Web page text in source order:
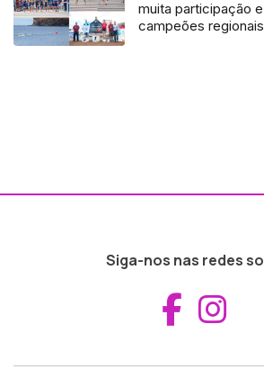
muita participação
campeões
Siga-nos nas redes